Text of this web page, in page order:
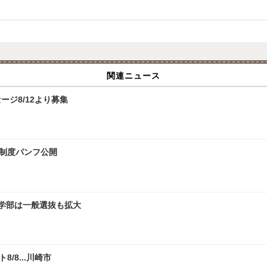
関連ニュース
ジ8/12より募集
度パンフ公開
部は一般選抜も拡大
8/8...川崎市